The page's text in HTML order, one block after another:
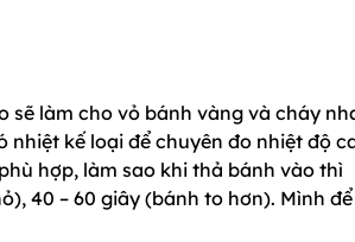
sẽ làm cho vỏ bánh vàng và cháy
nhiệt kế loại để chuyên đo nhiệt độ
hợp, làm sao khi thả bánh vào thì
40 – 60 giây (bánh to hơn). Mình